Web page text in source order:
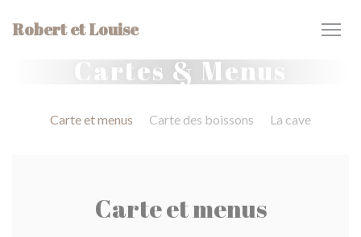
Robert et Louise
Cartes & Menus
Carte et menus Carte des boissons La cave
Carte et menus